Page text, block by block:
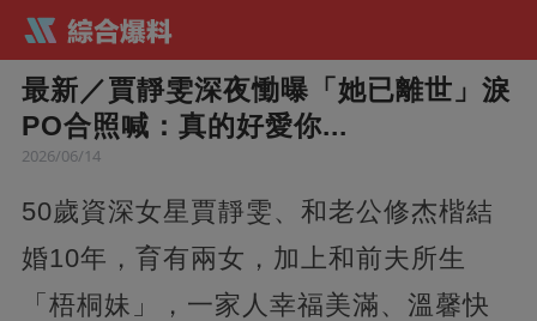
最新／賈靜雯深夜慟曝「她已離世」淚
PO合照喊：真的好愛你...
2026/06/14
50歲資深女星賈靜雯、和老公修杰楷結
婚10年，育有兩女，加上和前夫所生
「梧桐妹」，一家人幸福美滿、溫馨快